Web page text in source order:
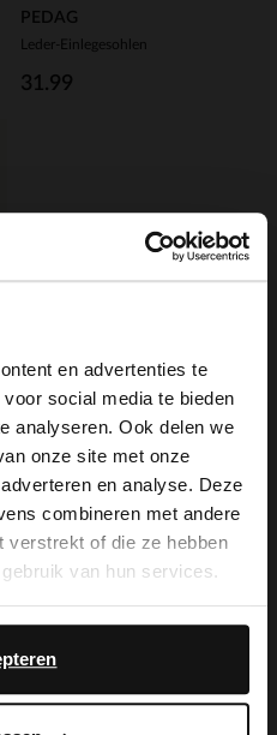
en advertenties te
social media te bieden
analyseren. Ook delen we
onze site met onze
en analyse. Deze
combineren met andere
verstrekt of die ze hebben
van hun services.
PEDAG
Leder-Einlegesohlen
31.99
×
in English?
isn't Dutch. Would